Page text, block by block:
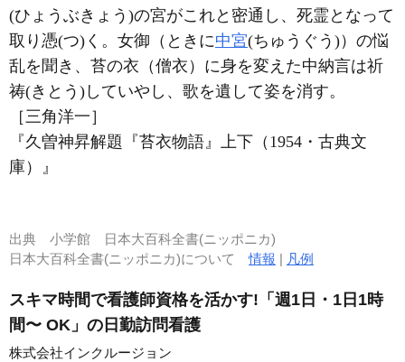
(ひょうぶきょう)の宮がこれと密通し、死霊となって
取り憑(つ)く。女御（ときに中宮(ちゅうぐう)）の悩
乱を聞き、苔の衣（僧衣）に身を変えた中納言は祈
祷(きとう)していやし、歌を遺して姿を消す。
［三角洋一］
『久曽神昇解題『苔衣物語』上下（1954・古典文
庫）』
出典 小学館 日本大百科全書(ニッポニカ)
日本大百科全書(ニッポニカ)について情報 | 凡例
スキマ時間で看護師資格を活かす!「週1日・1日1時
間〜 OK」の日勤訪問看護
株式会社インクルージョン